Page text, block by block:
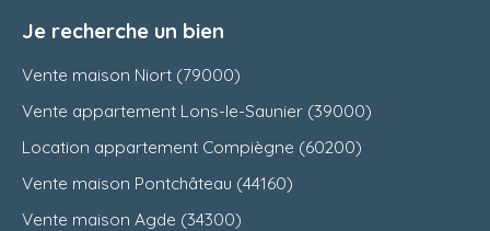
Je recherche un bien
Vente maison Niort (79000)
Vente appartement Lons-le-Saunier (39000)
Location appartement Compiègne (60200)
Vente maison Pontchâteau (44160)
Vente maison Agde (34300)